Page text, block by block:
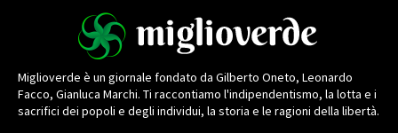
Miglioverde è un giornale fondato da Gilberto Oneto, Leonardo
Facco, Gianluca Marchi. Ti raccontiamo l'indipendentismo, la lotta e i
sacrifici dei popoli e degli individui, la storia e le ragioni della libertà.